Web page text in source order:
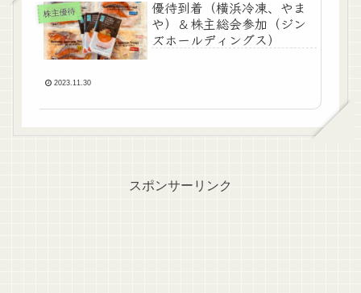
株主優待
優待到着（横浜冷凍、やま
や）＆株主総会参加（ジン
ズホールディングス）
2023.11.30
スポンサーリンク